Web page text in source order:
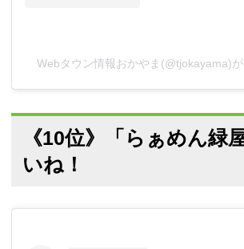
Webタウン情報おかやま(@tjokayama)
《10位》「らぁめん緑
いね！